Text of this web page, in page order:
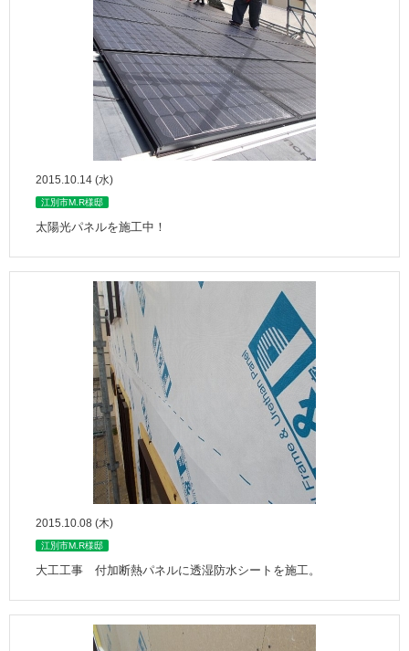
2015.10.14 (水)
江別市M.R様邸
太陽光パネルを施工中！
2015.10.08 (木)
江別市M.R様邸
大工工事 付加断熱パネルに透湿防水シートを施工。